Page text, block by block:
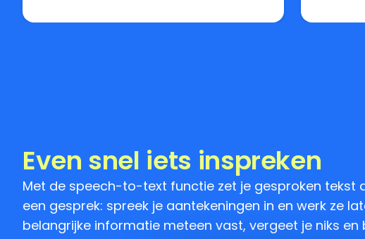
Even snel iets inspreken
Met de speech-to-text functie zet je gesproken tekst
een gesprek: spreek je aantekeningen in en werk ze
belangrijke informatie meteen vast, vergeet je niks